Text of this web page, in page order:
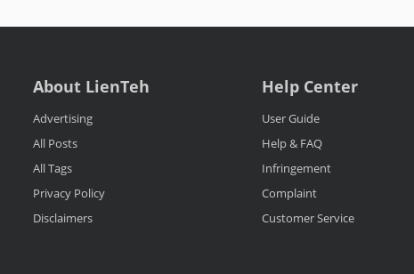
About LienTeh
Advertising
All Posts
All Tags
Privacy Policy
Disclaimers
Help Center
User Guide
Help & FAQ
Infringement
Complaint
Customer Service